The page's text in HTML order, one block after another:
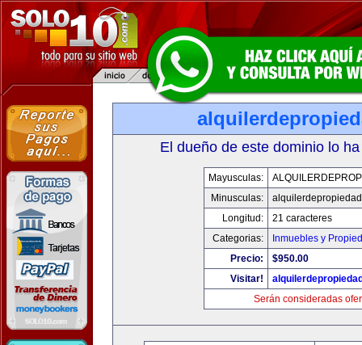
El dueño de este dominio lo
Mayusculas:
Minusculas:
Longitud:
21 caracteres
Categorias:
Inmuebles y
Precio:
$950.00
Visitar!
Serán consideradas